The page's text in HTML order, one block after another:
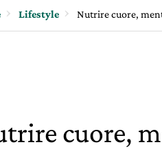
Lifestyle Nutrire cuore,
cuore,